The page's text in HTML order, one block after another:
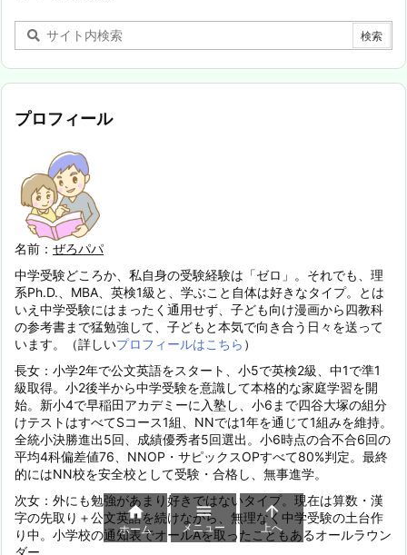
プロフィール
名前： ぜろパパ
中学受験どころか、私自身の受験経験は「ゼロ」。それでも、理
系Ph.D.、MBA、英検1級と、学ぶこと自体は好きなタイプ。とは
いえ中学受験にはまったく通用せず、子ども向け漫画から四教科
の参考書まで猛勉強して、子どもと本気で向き合う日々を送って
います。（詳しいプロフィールはこちら ）
長女：小学2年で公文英語をスタート、小5で英検2級、中1で準1
級取得。小2後半から中学受験を意識して本格的な家庭学習を開
始。新小4で早稲田アカデミーに入塾し、小6まで四谷大塚の組分
けテストはすべてSコース1組、NNでは1年を通じて1組みを維持。
全統小決勝進出5回、成績優秀者5回選出。小6時点の合不合6回の
平均4科偏差値76、NNOP・サピックスOPすべて80%判定。最終
的にはNN校を安全校として受験・合格し、無事進学。
次女：外にも勉強があまり好きではないタイプ。現在は算数・漢
字の先取り＋公文英語を続けながら、無理なく中学受験の土台作
り中。小学校の通知表でオールAを取ったこともあるオールラウン
ダー。

ホーム

メニュー

上へ